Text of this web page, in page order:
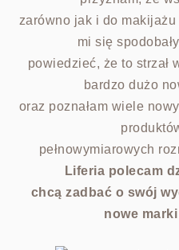
zarówno jak i do
mi się
powiedzieć, że to strzał
bardzo dużo
oraz poznałam wiele
pełnowymiarowych
Liferia polecam
chcą zadbać o swój
nowe